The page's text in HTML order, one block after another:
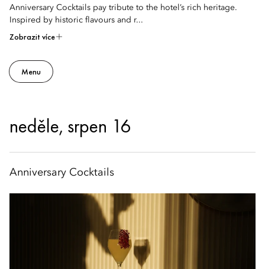
Anniversary Cocktails pay tribute to the hotel’s rich heritage.
Inspired by historic flavours and r...
Zobrazit více
Menu
neděle, srpen 16
Anniversary Cocktails